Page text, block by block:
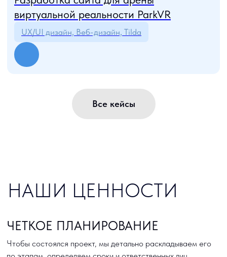
Все кейсы
В рамках договора компания «ТитанСофт» выполнила
работы по созданию сайта на системе управления «1С-
Битрикс. Малый Бизнес» и создала готовый шаблон
дизайна. Отметим профессионализм
и квалифицированный подход команды и руководителя
проектов Андрея Самойлова. Все работы ведутся
в полном соответствии с условиями заключенного
договора, поставленные задачи решаются оперативно
процессе создания сайта .
Отдельно выражаем благодарность руководителю
ко всем нашим непростым пожеланиям.
Генеральный директор Компания Драйв
Заместитель ген. директора «Геосинтетические
материалы» ООО «Нерудная логистическая
компания»